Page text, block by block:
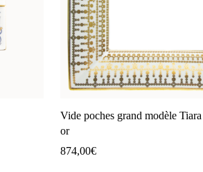
Vide poches grand modèle
or
874,00€